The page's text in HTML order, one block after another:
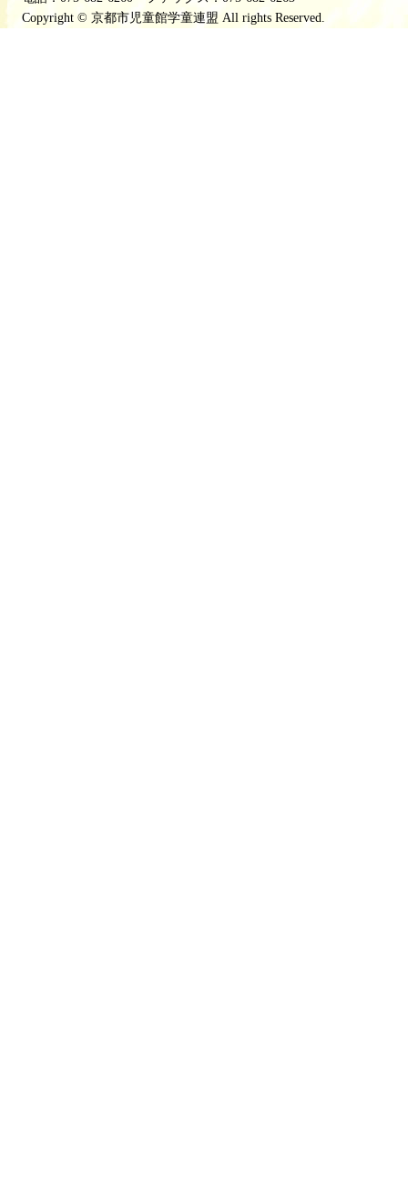
Copyright © 京都市児童館学童連盟 All rights Reserved.